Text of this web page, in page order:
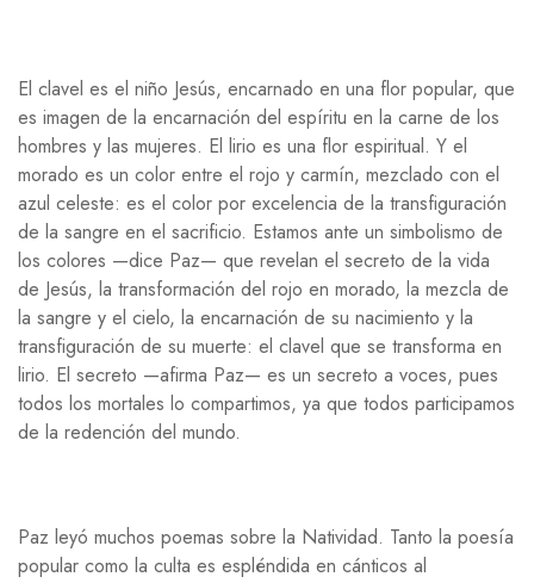
El clavel es el niño Jesús, encarnado en una flor popular, que
es imagen de la encarnación del espíritu en la carne de los
hombres y las mujeres. El lirio es una flor espiritual. Y el
morado es un color entre el rojo y carmín, mezclado con el
azul celeste: es el color por excelencia de la transfiguración
de la sangre en el sacrificio. Estamos ante un simbolismo de
los colores —dice Paz— que revelan el secreto de la vida
de Jesús, la transformación del rojo en morado, la mezcla de
la sangre y el cielo, la encarnación de su nacimiento y la
transfiguración de su muerte: el clavel que se transforma en
lirio. El secreto —afirma Paz— es un secreto a voces, pues
todos los mortales lo compartimos, ya que todos participamos
de la redención del mundo.
Paz leyó muchos poemas sobre la Natividad. Tanto la poesía
popular como la culta es espléndida en cánticos al